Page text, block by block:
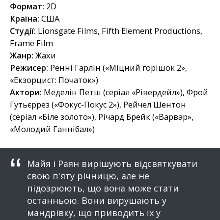
Формат: 2D
Країна: США
Студії: Lionsgate Films, Fifth Element Productions,
Frame Film
Жанр:Жахи
Режисер: Ренні Гарлін («Міцний горішок 2»,
«Екзорцист: Початок»)
Актори: Меделін Петш (серіал «Рівердейл»), Фрой
Гутьєррез («Фокус-Покус 2»), Рейчел Шентон
(серіал «Біле золото»), Річард Брейк («Варвар»,
«Молодий Ганнібал»)
Майя і Раян вирішують відсвяткувати
свою п'яту річницю, але не
підозрюють, що вона може стати
останньою. Вони вирушають у
мандрівку, що приводить їх у